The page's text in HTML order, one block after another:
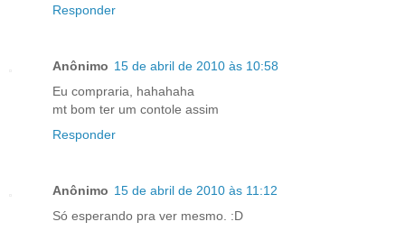
Responder
Anônimo 15 de abril de 2010 às 10:58
Eu compraria, hahahaha
mt bom ter um contole assim
Responder
Anônimo 15 de abril de 2010 às 11:12
Só esperando pra ver mesmo. :D